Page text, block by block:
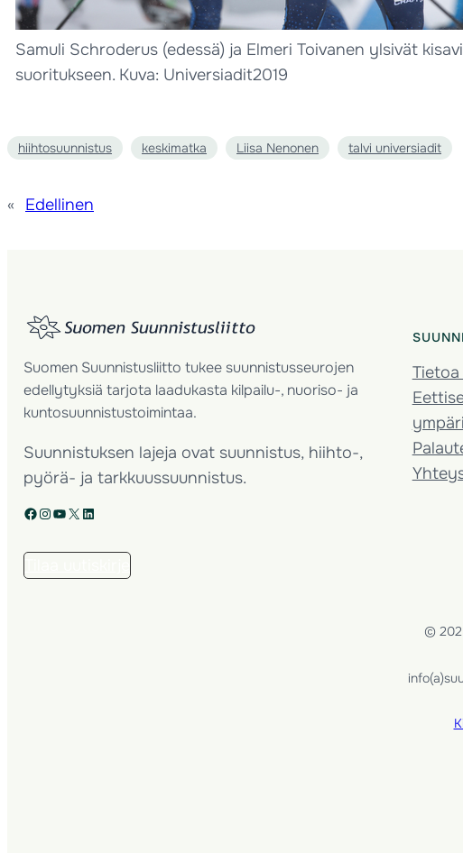
Samuli Schroderus (edessä) ja Elmeri Toivanen ylsivät
suoritukseen. Kuva: Universiadit2019
hiihtosuunnistus keskimatka Liisa Nenonen talvi universiadit
« Edellinen
Suomen Suunnistusliitto tukee suunnistusseurojen
edellytyksiä tarjota laadukasta kilpailu-, nuoriso- ja
kuntosuunnistustoimintaa.
Suunnistuksen lajeja ovat suunnistus, hiihto-,
pyörä- ja tarkkuussuunnistus.
Facebook Instagram YouTube X LinkedIn
©